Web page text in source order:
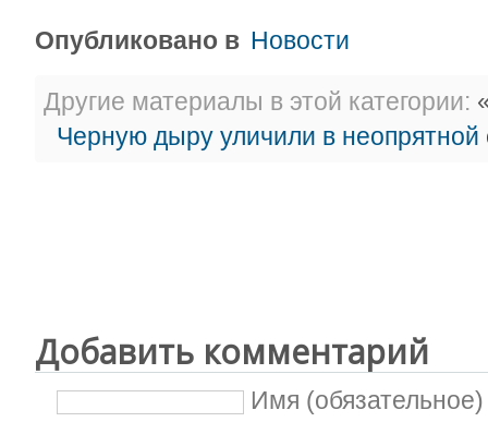
Опубликовано в Новости
Другие материалы в этой категории:
Черную дыру уличили в неопрятной
Добавить комментарий
Имя (обязательное)